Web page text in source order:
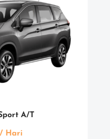
A/T
Hari